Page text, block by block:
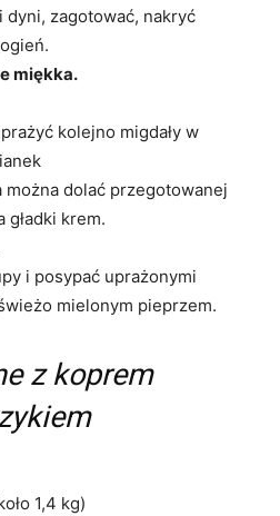
dyni, zagotować, nakryć
miękka.
kolejno migdały w
dolać przegotowanej
gładki krem.
i posypać uprażonymi
mielonym pieprzem.
z koprem
1,4 kg)